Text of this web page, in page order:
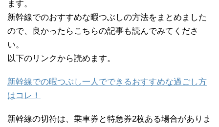
ます。
新幹線でのおすすめな暇つぶしの方法をまとめました
ので、良かったらこちらの記事も読んでみてくださ
い。
以下のリンクから読めます。
新幹線での暇つぶし一人でできるおすすめな過ごし方
はコレ！
新幹線の切符は、乗車券と特急券2枚ある場合がありま